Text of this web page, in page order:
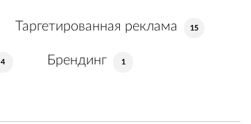
Таргетированная реклама 15
4 Брендинг 1